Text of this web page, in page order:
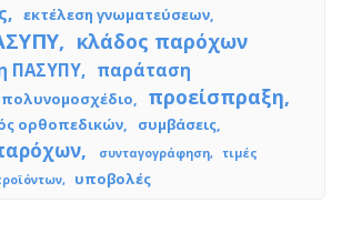
εκτέλεση γνωματεύσεων
κλάδος παρόχων
ΠΑΣΥΠΥ
παράταση
πολυνομοσχέδιο προείσπραξη
ορθοπεδικών συμβάσεις
συνταγογράφηση
τιμές
υποβολές